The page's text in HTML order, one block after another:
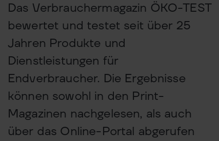
Das Verbrauchermagazin ÖKO-TEST
bewertet und testet seit über 25
Jahren Produkte und
Dienstleistungen für
Endverbraucher. Die Ergebnisse
können sowohl in den Print-
Magazinen nachgelesen, als auch
über das Online-Portal abgerufen